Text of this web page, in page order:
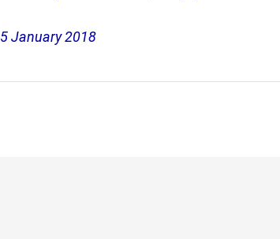
5 January 2018